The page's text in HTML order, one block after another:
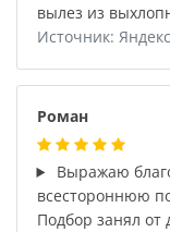
вылез из
Источник: Яндекс
Роман
Выражаю
всестороннюю
Подбор занял от